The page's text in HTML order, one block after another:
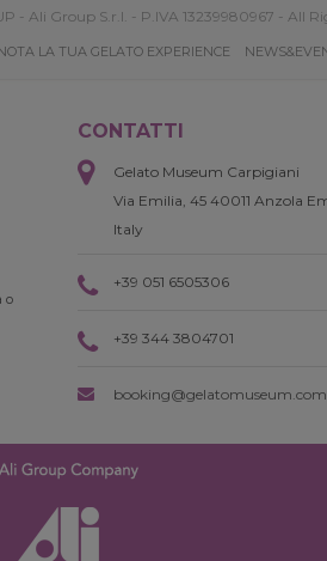
- Ali Group S.r.l. - P.IVA 13239980967 - All
LA TUA GELATO EXPERIENCE
o
CONTATTI
Gelato Museum Carpigiani
Via Emilia, 45 40011 Anzola
Italy
+39 051 6505306
+39 344 3804701
booking@gelatomuseum.com